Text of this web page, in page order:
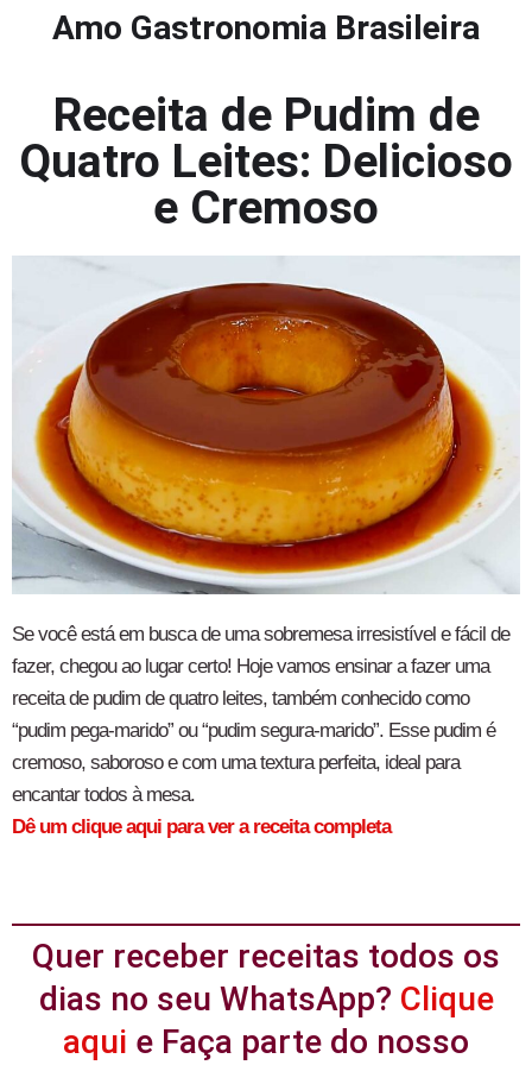
Amo Gastronomia Brasileira
Receita de Pudim de
Quatro Leites: Delicioso
e Cremoso
Se você está em busca de uma sobremesa irresistível e fácil de
fazer, chegou ao lugar certo! Hoje vamos ensinar a fazer uma
receita de pudim de quatro leites, também conhecido como
“pudim pega-marido” ou “pudim segura-marido”. Esse pudim é
cremoso, saboroso e com uma textura perfeita, ideal para
encantar todos à mesa.
Dê um clique aqui para ver a receita completa
Quer receber receitas todos os
dias no seu WhatsApp? Clique
aqui e Faça parte do nosso